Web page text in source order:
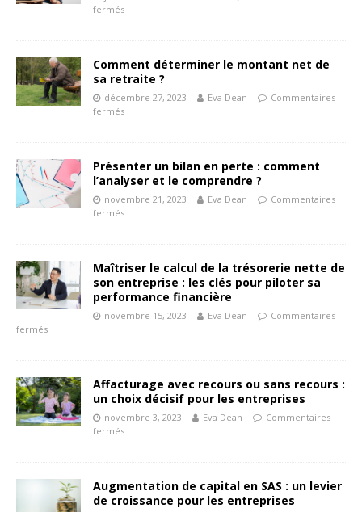
fermés
Comment déterminer le montant net de
sa retraite ?
décembre 27, 2023 Eva Dean
Commentaires
fermés
Présenter un bilan en perte : comment
l’analyser et le comprendre ?
novembre 21, 2023 Eva Dean
Commentaires
fermés
Maîtriser le calcul de la trésorerie nette de
son entreprise : les clés pour piloter sa
performance financière
novembre 15, 2023 Eva Dean
Commentaires
fermés
Affacturage avec recours ou sans recours :
un choix décisif pour les entreprises
novembre 3, 2023 Eva Dean
Commentaires
fermés
Augmentation de capital en SAS : un levier
de croissance pour les entreprises